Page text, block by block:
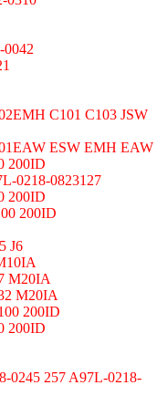
0042
C101 C103 JSW
ESW EMH EAW
200ID
0218-0823127
200ID
200ID
J6
M20IA
M20IA
200ID
200ID
0245 257 A97L-0218-